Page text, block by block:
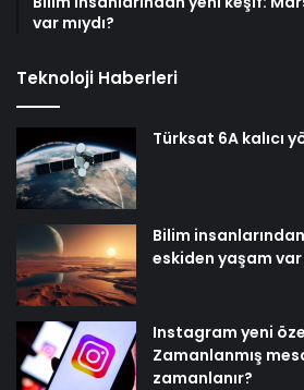
var mıydı?
Teknoloji Haberleri
Türksat 6A kalıcı
Bilim
eskiden yaşam var
Instagram yeni
Zamanlanmış
zamanlanır?